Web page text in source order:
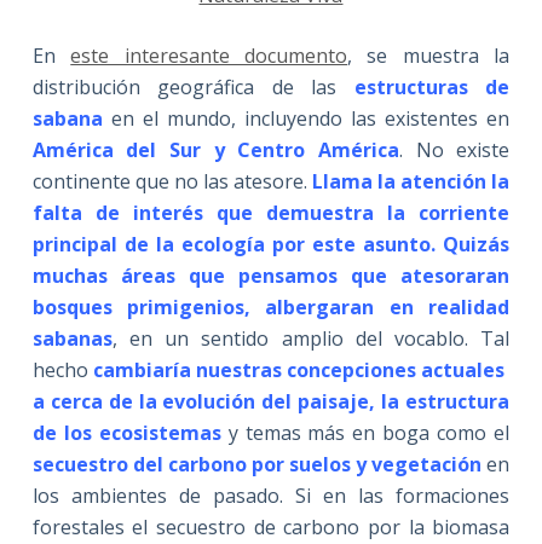
Eneste interesante documento, se muestra la
distribución geográfica de las
estructuras de
sabana en el mundo, incluyendo las existentes en
América del Sur y Centro América. No existe
continente que no las atesore. Llama la atención la
falta de interés que demuestra la corriente
principal de la ecología por este asunto. Quizás
muchas áreas que pensamos que atesoraran
bosques primigenios, albergaran en realidad
sabanas, en un sentido amplio del vocablo. Tal
hecho cambiaría nuestras concepciones actuales
a cerca de la evolución del paisaje, la estructura
de los ecosistemas y temas más en boga como el
secuestro del carbono por suelos y vegetación en
los ambientes de pasado. Si en las formaciones
forestales el secuestro de carbono por la biomasa